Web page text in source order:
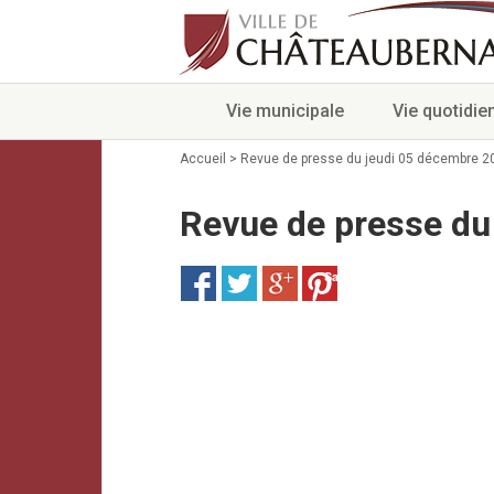
Vie municipale Vie
Accueil > Revue de presse du jeudi 05 décembre
Revue de presse
Save